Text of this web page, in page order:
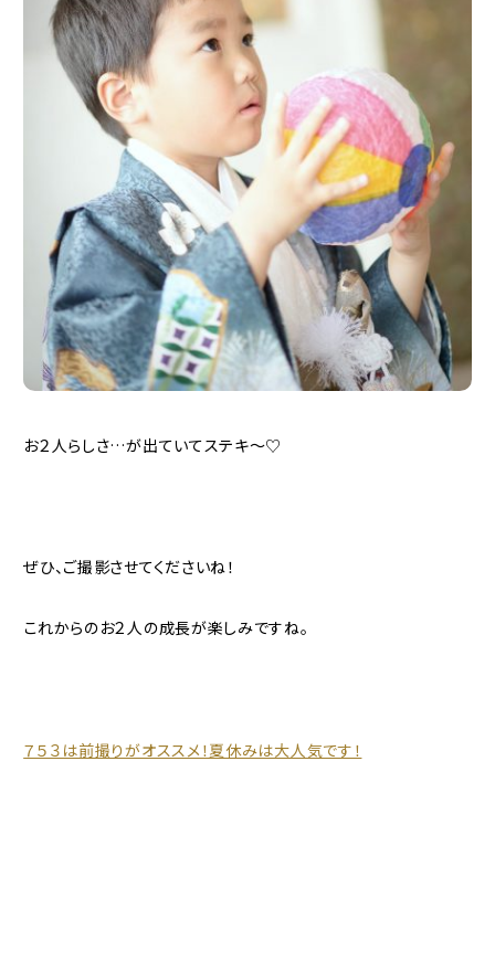
お２人らしさ…が出ていてステキ〜♡
ぜひ、ご撮影させてくださいね！
これからのお２人の成長が楽しみですね。
７５３は前撮りがオススメ！夏休みは大人気です！